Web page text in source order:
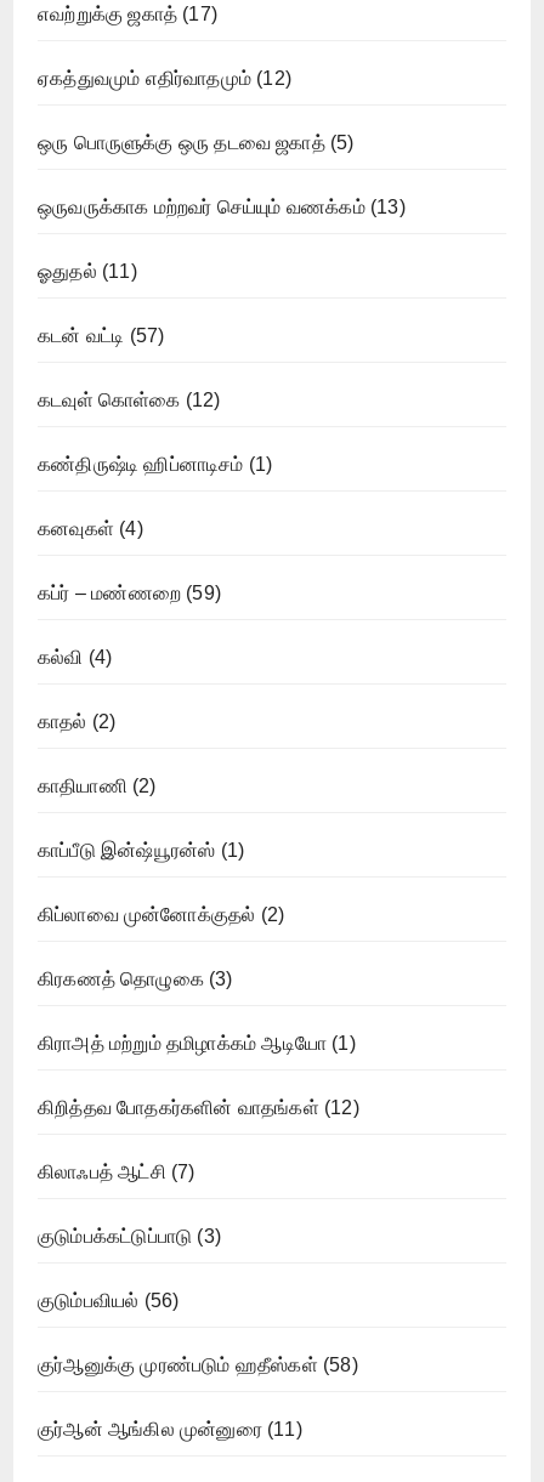
எவற்றுக்கு ஜகாத் (17)
ஏகத்துவமும் எதிர்வாதமும் (12)
ஒரு பொருளுக்கு ஒரு தடவை ஜகாத்(5)
ஒருவருக்காக மற்றவர் செய்யும் வணக்கம்(13)
ஓதுதல் (11)
கடன் வட்டி (57)
கடவுள் கொள்கை (12)
கண்திருஷ்டி ஹிப்னாடிசம் (1)
கனவுகள் (4)
கப்ர் – மண்ணறை (59)
கல்வி (4)
காதல் (2)
காதியாணி (2)
காப்பீடு இன்ஷ்யூரன்ஸ் (1)
கிப்லாவை முன்னோக்குதல் (2)
கிரகணத் தொழுகை(3)
கிராஅத் மற்றும் தமிழாக்கம் ஆடியோ (1)
கிறித்தவ போதகர்களின் வாதங்கள் (12)
கிலாஃபத் ஆட்சி (7)
குடும்பக்கட்டுப்பாடு (3)
குடும்பவியல் (56)
குர்ஆனுக்கு முரண்படும் ஹதீஸ்கள் (58)
குர்ஆன் ஆங்கில முன்னுரை(11)